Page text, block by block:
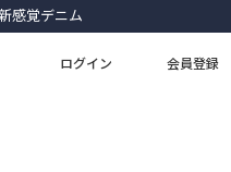
感覚デニム
ログイン 会員登録